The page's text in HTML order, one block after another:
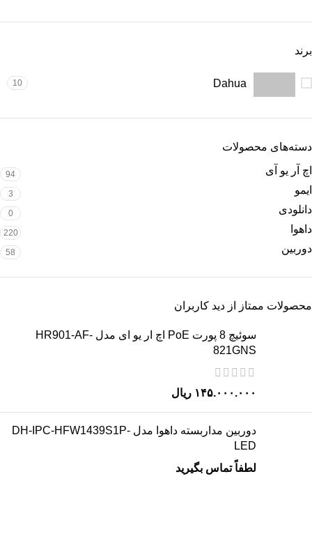
برند
Dahua
10
دسته‌های محصولات
اچ آر یو آی
94
ایمو 3
دانلودی 0
داهوا 220
دوربین 58
محصولات ممتاز از دید کاربران
سوئیچ 8 پورت PoE اچ ار یو ای مدل HR901-AF-
821GNS
۱۴۵.۰۰۰.۰۰۰ ریال
دوربین مداربسته داهوا مدل DH-IPC-HFW1439S1P-
LED
لطفاً تماس بگیرید